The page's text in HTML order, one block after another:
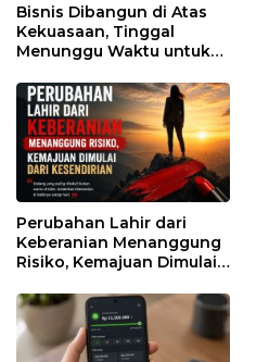
Bisnis Dibangun di Atas
Kekuasaan, Tinggal
Menunggu Waktu untuk
Perubahan Lahir dari
Keberanian Menanggung
Risiko, Kemajuan Dimulai